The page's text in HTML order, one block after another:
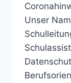
Unser